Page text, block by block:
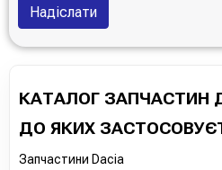
Надіслати
КАТАЛОГ ЗАПЧАСТИН
ДО ЯКИХ
Запчастини Dacia